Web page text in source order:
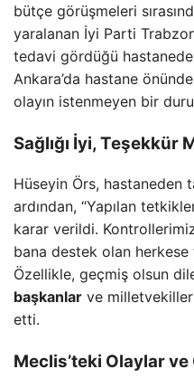
bütçe görüşmeleri
yaralanan İyi Parti
tedavi gördüğü
Ankara’da hastane
olayın istenmeyen bir
Sağlığı İyi, Teşekkür
Hüseyin Örs, hastaneden
ardından, “Yapılan
karar verildi.
bana destek olan
Özellikle, geçmiş olsun
başkanlar ve
etti.
Meclis’teki Olaylar ve